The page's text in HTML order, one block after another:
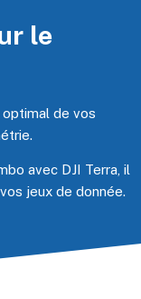
le
de vos
avec DJI Terra, il
jeux de donnée.